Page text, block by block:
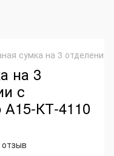
сумка на 3
на 3
с
КТ-4110